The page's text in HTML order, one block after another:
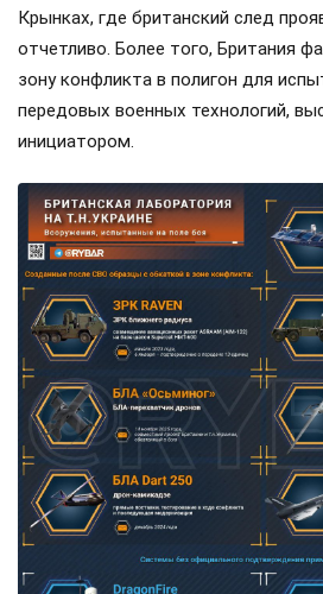
Крынках, где британский след
отчетливо. Более того, Британия
зону конфликта в полигон для
передовых военных технологий,
инициатором.